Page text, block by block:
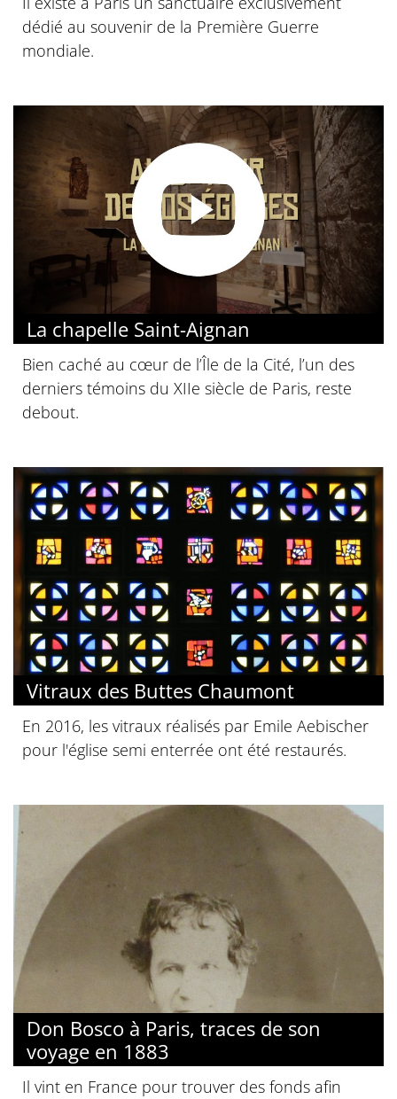
dédié au souvenir de la Première Guerre
mondiale.
La chapelle Saint-Aignan
Bien caché au cœur de l’Île de la Cité, l’un des
derniers témoins du XIIe siècle de Paris, reste
debout.
Vitraux des Buttes Chaumont
En 2016, les vitraux réalisés par Emile Aebischer
pour l'église semi enterrée ont été restaurés.
Don Bosco à Paris, traces de son
voyage en 1883
Il vint en France pour trouver des fonds afin